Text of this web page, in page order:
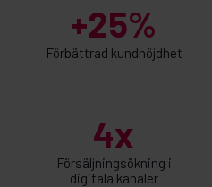
+25%
Förbättrad kundnöjdhet
4x
Försäljningsökning i
digitala kanaler